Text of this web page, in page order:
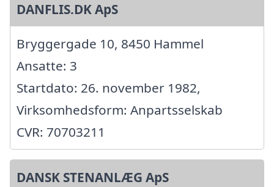
DANFLIS.DK ApS
Bryggergade 10, 8450 Hammel
Ansatte: 3
Startdato: 26. november 1982,
Virksomhedsform: Anpartsselskab
CVR: 70703211
DANSK STENANLÆG ApS